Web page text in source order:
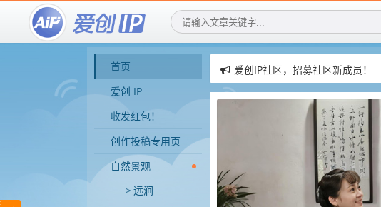
首页
爱创 IP
收发红包！
创作投稿专用页
自然景观
远涧
爱创IP社区，招募社区新成员！
赞助AIGIP社区公告
爱创IP社区，用AI再创造传统IP！